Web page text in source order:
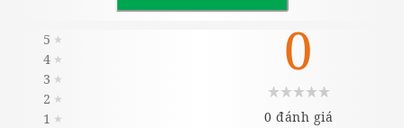
5 ★
4 ★
3 ★
2 ★
1 ★
0
0 đánh giá